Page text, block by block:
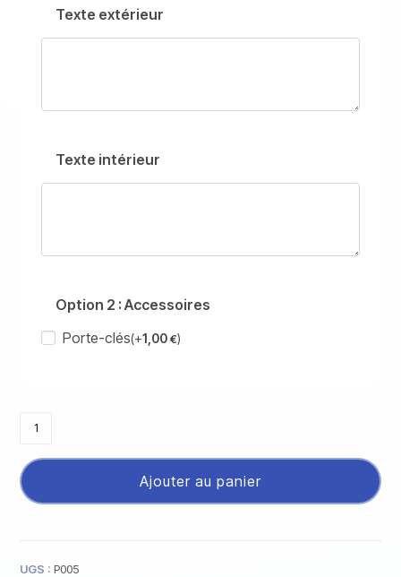
Texte extérieur
Texte intérieur
Option 2 : Accessoires
Porte-clés(+1,00€)
Ajouter au panier
UGS :P005